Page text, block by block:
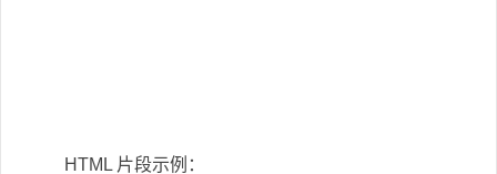
HTML 片段示例：